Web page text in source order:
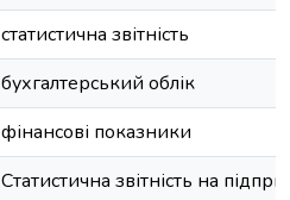
статистична звітність
бухгалтерський облік
фінансові показники
Статистична звітність на